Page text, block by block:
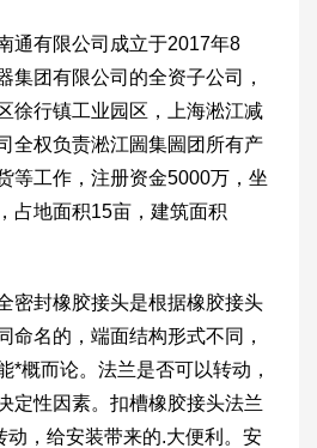
通有限公司成立于2017年8
集团有限公司的全资子公司，
徐行镇工业园区，上海淞江减
全权负责淞江圌集圌团所有产
等工作，注册资金5000万，坐
占地面积15亩，建筑面积
密封橡胶接头是根据橡胶接头
命名的，端面结构形式不同，
*概而论。法兰是否可以转动，
定性因素。扣槽橡胶接头法兰
动，给安装带来的.大便利。安